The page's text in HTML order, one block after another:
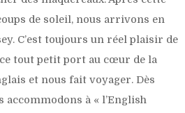
de soleil, nous arrivons en
C’est toujours un réel plaisir de
ce tout petit port au cœur de la
et nous fait voyager. Dès
à « l’English